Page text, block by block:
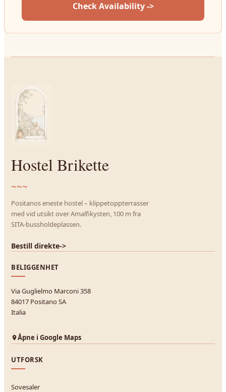
Check Availability ->
Hostel Brikette
~~~
Positanos eneste hostel – klippetoppterrasser
med vid utsikt over Amalfikysten, 100 m fra
SITA-bussholdeplassen.
Bestill direkte->
BELIGGENHET
Via Guglielmo Marconi 358
84017 Positano SA
Italia
Åpne i Google Maps
UTFORSK
Sovesaler